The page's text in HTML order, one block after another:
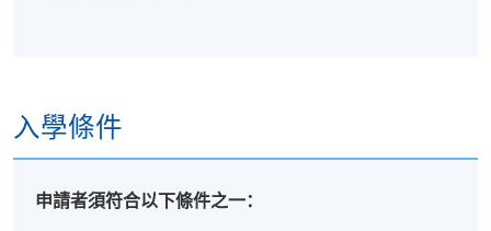
入學條件
申請者須符合以下條件之一：